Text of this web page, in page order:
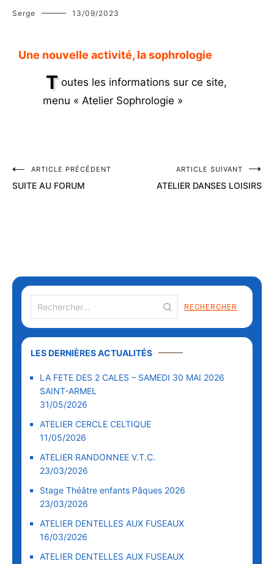
Serge 13/09/2023
Une nouvelle activité, la sophrologie
T outes les informations sur ce site,
menu « Atelier Sophrologie »
ARTICLE PRÉCÉDENT
SUITE AU FORUM
ARTICLE SUIVANT
ATELIER DANSES LOISIRS
LES DERNIÈRES ACTUALITÉS
LA FETE DES 2 CALES – SAMEDI 30 MAI 2026
SAINT-ARMEL
31/05/2026
ATELIER CERCLE CELTIQUE
11/05/2026
ATELIER RANDONNEE V.T.C.
23/03/2026
Stage Théâtre enfants Pâques 2026
23/03/2026
ATELIER DENTELLES AUX FUSEAUX
16/03/2026
ATELIER DENTELLES AUX FUSEAUX